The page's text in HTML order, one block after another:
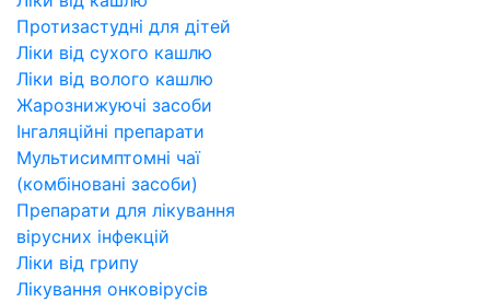
Протизастудні для дітей
Ліки від сухого кашлю
Ліки від волого кашлю
Жарознижуючі засоби
Інгаляційні препарати
Мультисимптомні чаї
(комбіновані засоби)
Препарати для лікування
вірусних інфекцій
Ліки від грипу
Лікування онковірусів